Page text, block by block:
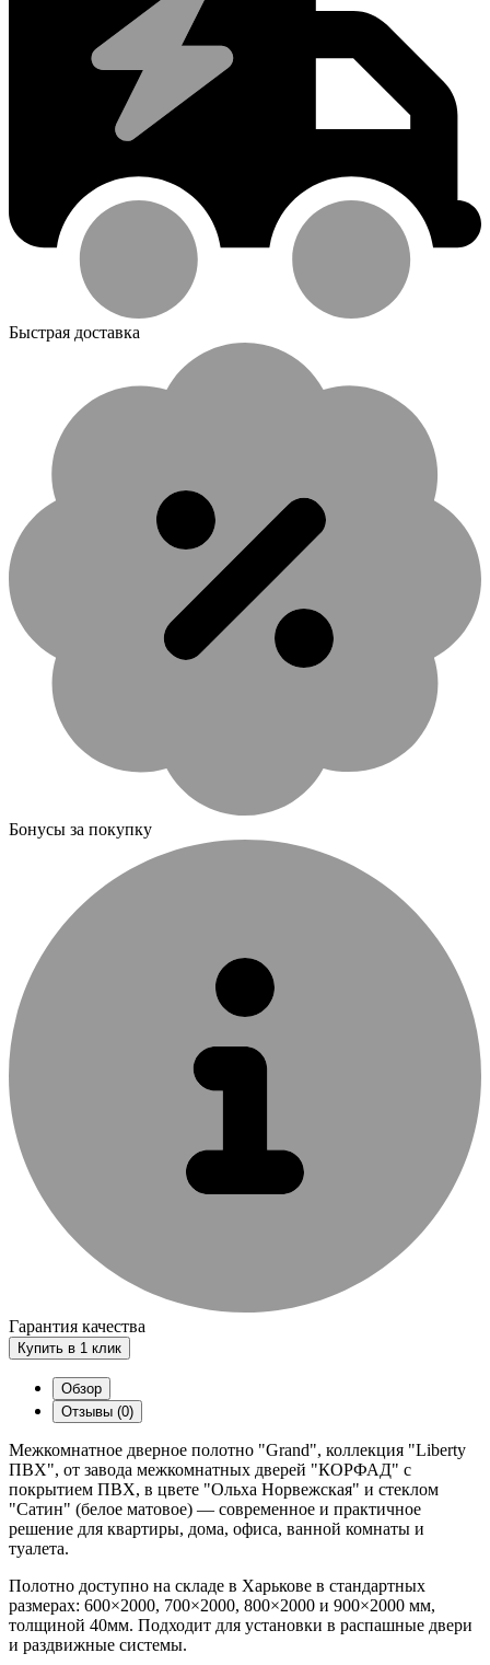
Быстрая доставка
Бонусы за покупку
Гарантия качества
Купить в 1 клик
Обзор
Отзывы (0)
Межкомнатное дверное полотно "Grand", коллекция "Liberty
ПВХ", от завода межкомнатных дверей "КОРФАД" с
покрытием ПВХ, в цвете "Ольха Норвежская" и стеклом
"Сатин" (белое матовое) — современное и практичное
решение для квартиры, дома, офиса, ванной комнаты и
туалета.
Полотно доступно на складе в Харькове в стандартных
размерах: 600×2000, 700×2000, 800×2000 и 900×2000 мм,
толщиной 40мм. Подходит для установки в распашные двери
и раздвижные системы.